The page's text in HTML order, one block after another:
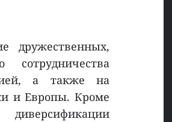
дружественных,
а также на
и Европы. Кроме